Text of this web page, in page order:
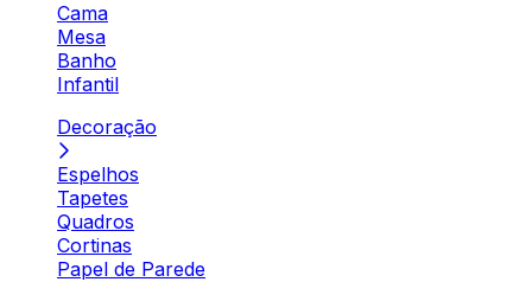
Cama
Mesa
Banho
Infantil
Decoração
Espelhos
Tapetes
Quadros
Cortinas
Papel de Parede